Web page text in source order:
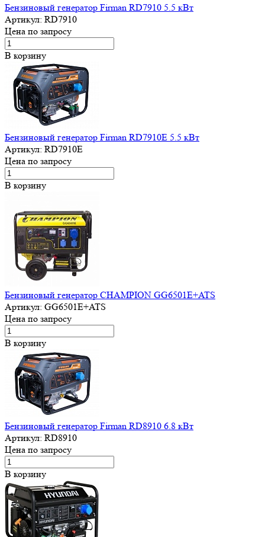
Бензиновый генератор Firman RD7910 5.5 кВт
Артикул: RD7910
Цена по запросу
В корзину
Бензиновый генератор Firman RD7910E 5.5 кВт
Артикул: RD7910E
Цена по запросу
В корзину
Бензиновый генератор CHAMPION GG6501E+ATS
Артикул: GG6501E+ATS
Цена по запросу
В корзину
Бензиновый генератор Firman RD8910 6.8 кВт
Артикул: RD8910
Цена по запросу
В корзину